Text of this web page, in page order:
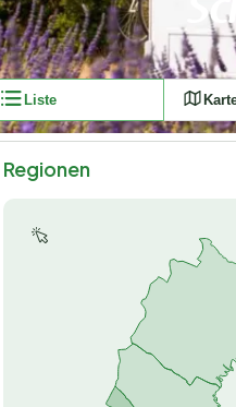
Liste
Regionen